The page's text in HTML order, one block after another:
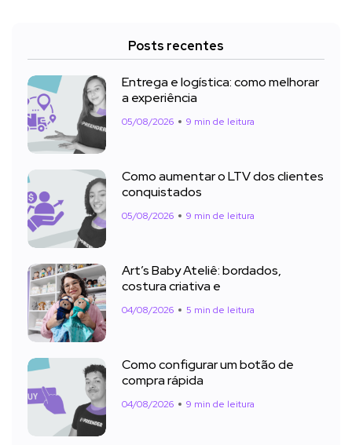
Posts recentes
Entrega e logística: como melhorar
a experiência
05/08/2026 9 min de leitura
Como aumentar o LTV dos clientes
conquistados
05/08/2026 9 min de leitura
Art’s Baby Ateliê: bordados,
costura criativa e
04/08/2026 5 min de leitura
Como configurar um botão de
compra rápida
04/08/2026 9 min de leitura